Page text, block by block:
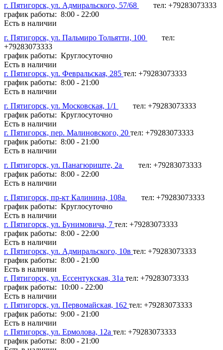
г. Пятигорск, ул. Адмиральского, 57/68
тел: +79283073333
график работы: 8:00 - 22:00
Есть в наличии
г. Пятигорск, ул. Пальмиро Тольятти, 100
тел:
+79283073333
график работы: Круглосуточно
Есть в наличии
г. Пятигорск, ул. Февральская, 285 тел: +79283073333
график работы: 8:00 - 21:00
Есть в наличии
г. Пятигорск, ул. Московская, 1/1
тел: +79283073333
график работы: Круглосуточно
Есть в наличии
г. Пятигорск, пер. Малиновского, 20 тел: +79283073333
график работы: 8:00 - 21:00
Есть в наличии
г. Пятигорск, ул. Панагюриште, 2а
тел: +79283073333
график работы: 8:00 - 22:00
Есть в наличии
г. Пятигорск, пр-кт Калинина, 108а
тел: +79283073333
график работы: Круглосуточно
Есть в наличии
г. Пятигорск, ул. Бунимовича, 7 тел: +79283073333
график работы: 8:00 - 22:00
Есть в наличии
г. Пятигорск, ул. Адмиральского, 10в тел: +79283073333
график работы: 8:00 - 21:00
Есть в наличии
г. Пятигорск, ул. Ессентукская, 31а тел: +79283073333
график работы: 10:00 - 22:00
Есть в наличии
г. Пятигорск, ул. Первомайская, 162 тел: +79283073333
график работы: 9:00 - 21:00
Есть в наличии
г. Пятигорск, ул. Ермолова, 12а тел: +79283073333
график работы: 8:00 - 21:00